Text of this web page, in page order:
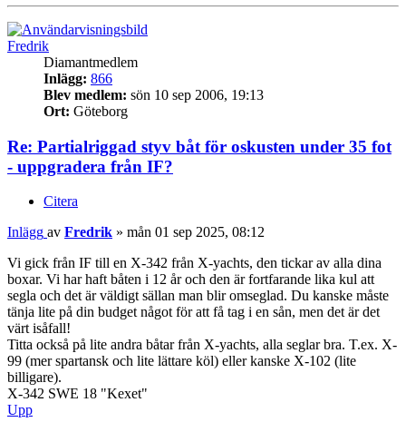
Fredrik
Diamantmedlem
Inlägg: 866
Blev medlem: sön 10 sep 2006, 19:13
Ort: Göteborg
Re: Partialriggad styv båt för oskusten under 35 fot
- uppgradera från IF?
Citera
Inlägg av Fredrik » mån 01 sep 2025, 08:12
Vi gick från IF till en X-342 från X-yachts, den tickar av alla dina
boxar. Vi har haft båten i 12 år och den är fortfarande lika kul att
segla och det är väldigt sällan man blir omseglad. Du kanske måste
tänja lite på din budget något för att få tag i en sån, men det är det
värt isåfall!
Titta också på lite andra båtar från X-yachts, alla seglar bra. T.ex. X-
99 (mer spartansk och lite lättare köl) eller kanske X-102 (lite
billigare).
X-342 SWE 18 "Kexet"
Upp